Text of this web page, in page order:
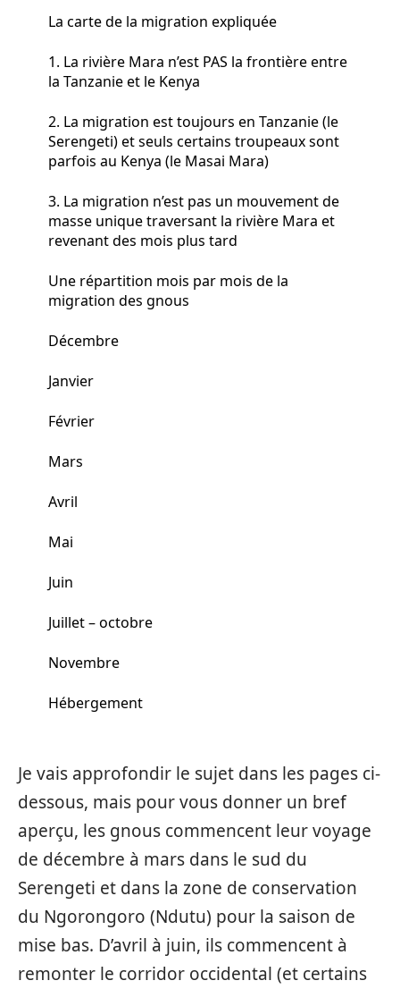
La carte de la migration expliquée
1. La rivière Mara n’est PAS la frontière entre
la Tanzanie et le Kenya
2. La migration est toujours en Tanzanie (le
Serengeti) et seuls certains troupeaux sont
parfois au Kenya (le Masai Mara)
3. La migration n’est pas un mouvement de
masse unique traversant la rivière Mara et
revenant des mois plus tard
Une répartition mois par mois de la
migration des gnous
Décembre
Janvier
Février
Mars
Avril
Mai
Juin
Juillet – octobre
Novembre
Hébergement
Je vais approfondir le sujet dans les pages ci-
dessous, mais pour vous donner un bref
aperçu, les gnous commencent leur voyage
de décembre à mars dans le sud du
Serengeti et dans la zone de conservation
du Ngorongoro (Ndutu) pour la saison de
mise bas. D’avril à juin, ils commencent à
remonter le corridor occidental (et certains